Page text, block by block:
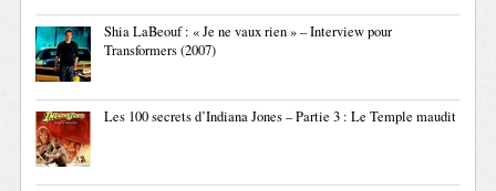
Shia LaBeouf : « Je ne vaux rien » – Interview pour
Transformers (2007)
Les 100 secrets d’Indiana Jones – Partie 3 : Le Temple maudit